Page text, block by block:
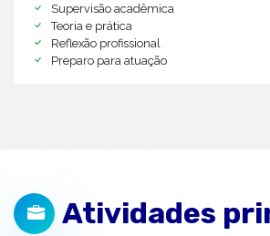
Supervisão acadêmica
Teoria e prática
Reflexão profissional
Preparo para atuação
Atividades